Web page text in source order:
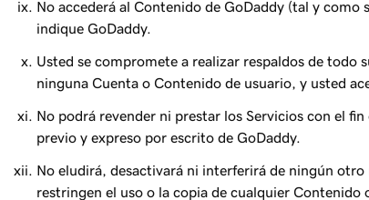
No accederá al Contenido de GoDaddy (tal y
indique GoDaddy.
Usted se compromete a realizar respaldos de todo
ninguna Cuenta o Contenido de usuario, y usted
No podrá revender ni prestar los Servicios con el
previo y expreso por escrito de GoDaddy.
No eludirá, desactivará ni interferirá de ningún
restringen el uso o la copia de cualquier